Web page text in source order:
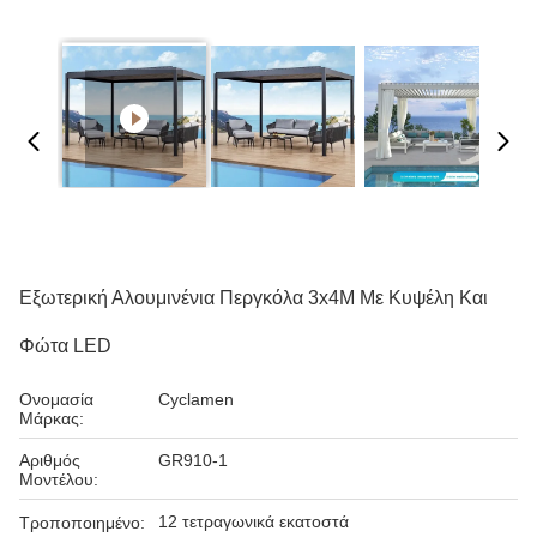
Εξωτερική Αλουμινένια Περγκόλα 3x4M Με Κυψέλη Και
Φώτα LED
Ονομασία
Μάρκας:
Cyclamen
Αριθμός
Μοντέλου:
GR910-1
Τροποποιημένο: 12 τετραγωνικά εκατοστά